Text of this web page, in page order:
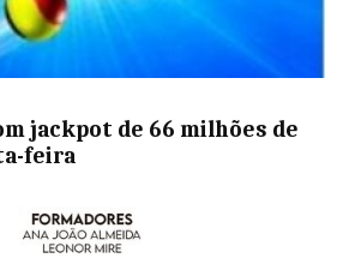
jackpot de 66 milhões de
feira